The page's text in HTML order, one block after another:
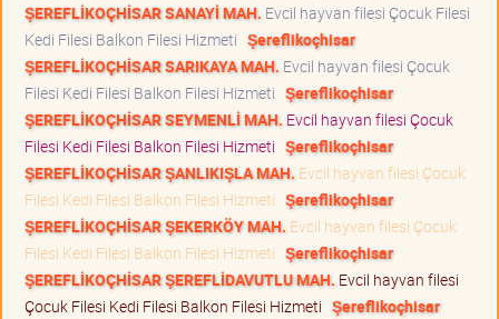
ŞEREFLİKOÇHİSAR SANAYİ MAH. Evcil hayvan filesi Çocuk Filesi
Kedi Filesi Balkon Filesi Hizmeti Şereflikoçhisar
ŞEREFLİKOÇHİSAR SARIKAYA MAH. Evcil hayvan filesi Çocuk
Filesi Kedi Filesi Balkon Filesi Hizmeti Şereflikoçhisar
ŞEREFLİKOÇHİSAR SEYMENLİ MAH. Evcil hayvan filesi Çocuk
Filesi Kedi Filesi Balkon Filesi Hizmeti Şereflikoçhisar
ŞEREFLİKOÇHİSAR ŞANLIKIŞLA MAH. Evcil hayvan filesi Çocuk
Filesi Kedi Filesi Balkon Filesi Hizmeti Şereflikoçhisar
ŞEREFLİKOÇHİSAR ŞEKERKÖY MAH. Evcil hayvan filesi Çocuk
Filesi Kedi Filesi Balkon Filesi Hizmeti Şereflikoçhisar
ŞEREFLİKOÇHİSAR ŞEREFLİDAVUTLU MAH. Evcil hayvan filesi
Çocuk Filesi Kedi Filesi Balkon Filesi Hizmeti Şereflikoçhisar